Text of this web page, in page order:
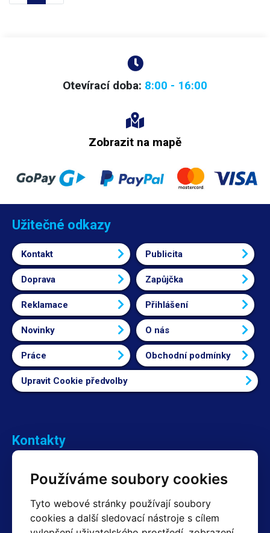
Používáme soubory cookies
Tyto webové stránky používají soubory
cookies a další sledovací nástroje s cílem
Otevírací doba: 8:00 - 16:00
Zobrazit na mapě
Užitečné odkazy
Kontakt Publicita
Doprava Zapůjčka
Reklamace Přihlášení
Novinky O nás
Práce Obchodní podmínky
Upravit Cookie předvolby
Kontakty
+420 603 357 606 +420 605 234 204
Fakturační a expediční oddělení
+420 605 259 759 (Po–Pá: 7:30 – 15:00)